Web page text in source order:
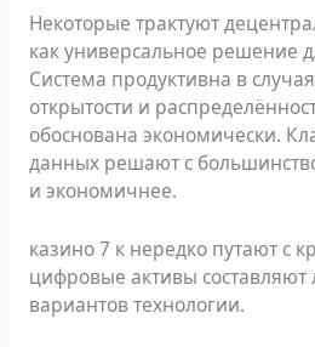
Некоторые трактуют
как универсальное решение
Система продуктивна в
открытости и
обоснована экономически.
данных решают с
и экономичнее.
казино 7 к нередко путают с
цифровые активы
вариантов технологии.